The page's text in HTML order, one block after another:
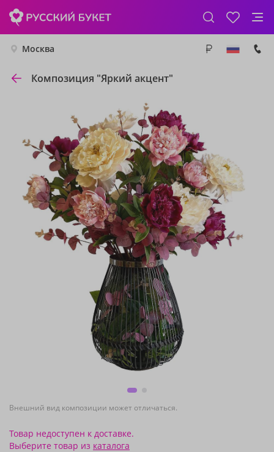
Москва
Композиция "Яркий акцент"
Внешний вид композиции может отличаться.
Товар недоступен к доставке.
Выберите товар из каталога